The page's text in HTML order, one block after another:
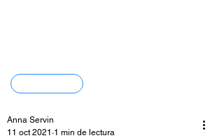
Anna Servin
11 oct 2021 1 min de lectura